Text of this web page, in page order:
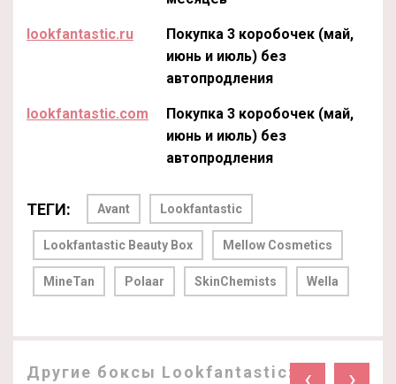
lookfantastic.ru
Покупка 3 коробочек (май,
июнь и июль) без
автопродления
lookfantastic.com
Покупка 3 коробочек (май,
июнь и июль) без
автопродления
ТЕГИ: Avant Lookfantastic
Lookfantastic Beauty Box Mellow Cosmetics
MineTan Polaar SkinChemists Wella
Другие боксы Lookfantastic: